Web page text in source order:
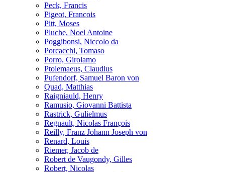
Peck, Francis
Pigeot, Francois
Pitt, Moses
Pluche, Noel Antoine
Poggibonsi, Niccolo da
Porcacchi, Tomaso
Porro, Girolamo
Ptolemaeus, Claudius
Pufendorf, Samuel Baron von
Quad, Matthias
Raigniauld, Henry
Ramusio, Giovanni Battista
Rastrick, Gulielmus
Regnault, Nicolas François
Reilly, Franz Johann Joseph von
Renard, Louis
Riemer, Jacob de
Robert de Vaugondy, Gilles
Robert, Nicolas